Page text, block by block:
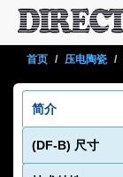
首页 压电陶瓷
简介
(DF-B) 尺寸